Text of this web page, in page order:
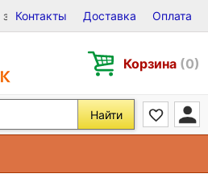
на Виниле, CD и DVD
Контакты Доставка Оплата
Корзина (0)
Найти